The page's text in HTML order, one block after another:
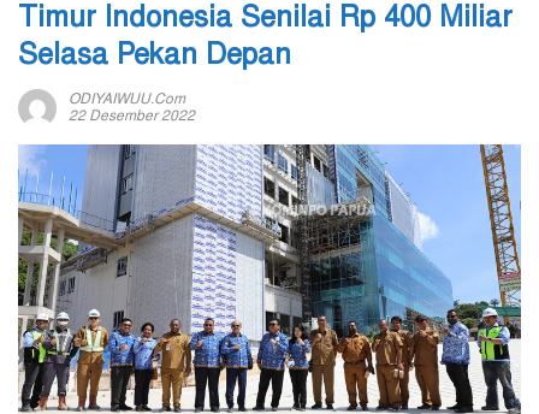
Timur Indonesia Senilai Rp 400 Miliar
Selasa Pekan Depan
ODIYAIWUU.com
22 Desember 2022